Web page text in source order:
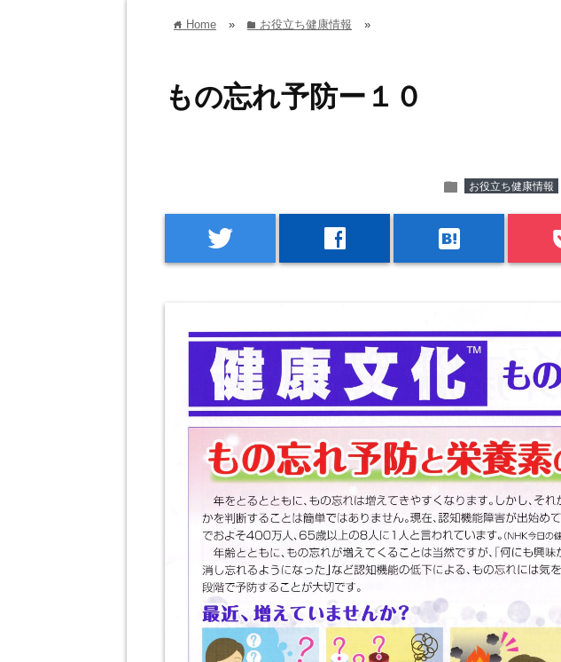
home Home » folder お役立ち健康情報 »
もの忘れ予防ー１０
folder お役立ち健康情報
twitter facebook hatenabookmark